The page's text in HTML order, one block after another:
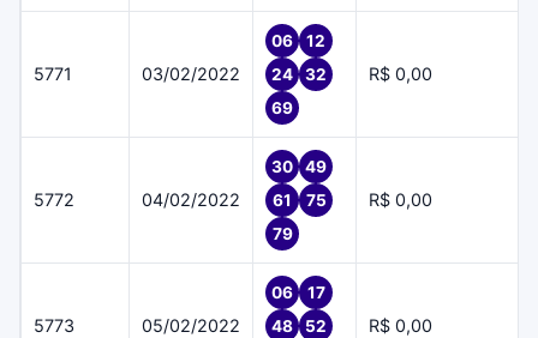
5771 03/02/2022
06
12
24
32
69
R$ 0,00
5772 04/02/2022
30
49
61
75
79
R$ 0,00
5773 05/02/2022
06
17
48
52
R$ 0,00